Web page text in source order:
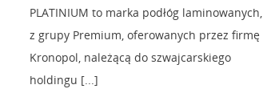
PLATINIUM to marka podłóg laminowanych,
z grupy Premium, oferowanych przez firmę
Kronopol, należącą do szwajcarskiego
holdingu [...]